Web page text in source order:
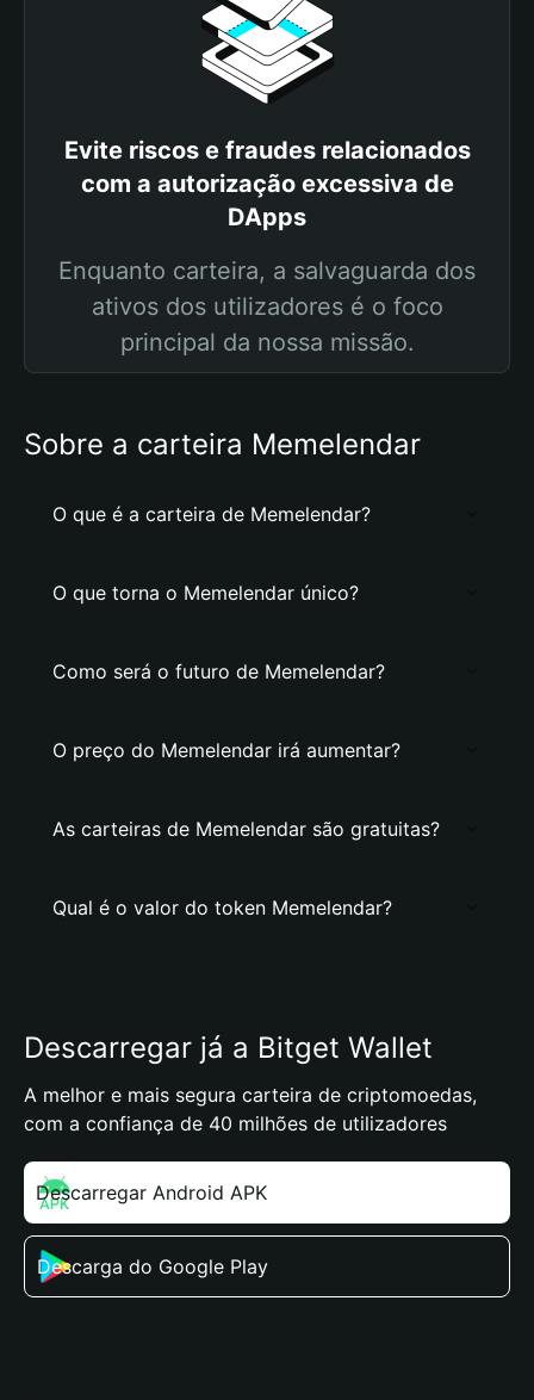
Evite riscos e fraudes relacionados
com a autorização excessiva de
DApps
Enquanto carteira, a salvaguarda dos
ativos dos utilizadores é o foco
principal da nossa missão.
Sobre a carteira Memelendar
O que é a carteira de Memelendar?
O que torna o Memelendar único?
Como será o futuro de Memelendar?
O preço do Memelendar irá aumentar?
As carteiras de Memelendar são gratuitas?
Qual é o valor do token Memelendar?
Descarregar já a Bitget Wallet
A melhor e mais segura carteira de criptomoedas,
com a confiança de 40 milhões de utilizadores
Descarregar Android APK
Descarga do Google Play